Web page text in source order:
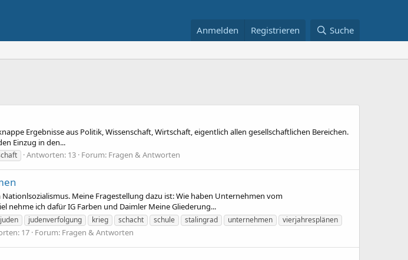
Anmelden Registrieren Suche
Ergebnisse aus Politik, Wissenschaft, Wirtschaft, eigentlich allen gesellschaftlichen Bereichen.
Einzug in den...
Antworten: 13 Forum: Fragen & Antworten
Meine Fragestellung dazu ist: Wie haben Unternehmen vom
nehme ich dafür IG Farben und Daimler Meine Gliederung...
juden judenverfolgung krieg schacht schule stalingrad unternehmen
vierjahresplänen
17 Forum: Fragen & Antworten